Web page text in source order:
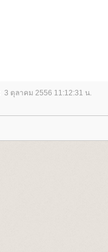
3 ตุลาคม 2556 11:12:31 น.